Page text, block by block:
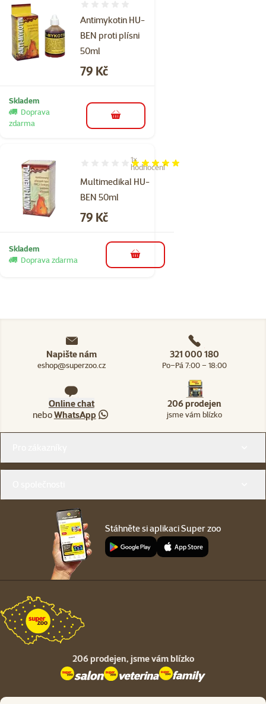
Antimykotin HU-
BEN proti plísni
50ml
Cena
79 Kč
Skladem
Doprava
zdarma
do košíku
Multimedikal HU-
BEN 50ml
Hodnocení 100%, počet hodnocení: 1
1×
hodnocení
Cena
79 Kč
Skladem
Doprava zdarma
do košíku
Napište nám
eshop@superzoo.cz
321 000 180
Po–Pá 7:00 – 18:00
Online chat
neboWhatsApp
206 prodejen
jsme vám blízko
Stáhněte si aplikaci Super zoo
206 prodejen, jsme vám blízko